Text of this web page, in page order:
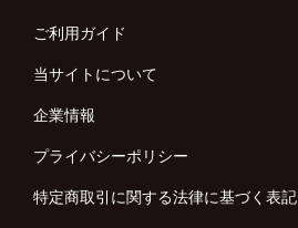
ご利用ガイド
当サイトについて
企業情報
プライバシーポリシー
特定商取引に関する法律に基づく表記